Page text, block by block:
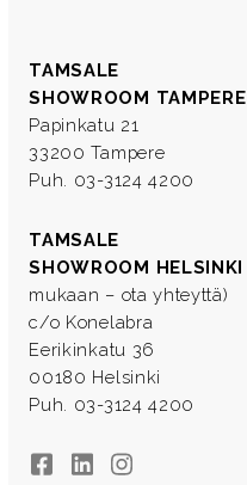
TAMSALE
SHOWROOM TAMPERE
Papinkatu 21
33200 Tampere
Puh. 03-3124 4200
TAMSALE
SHOWROOM HELSINKI
mukaan – ota yhteyttä)
c/o Konelabra
Eerikinkatu 36
00180 Helsinki
Puh. 03-3124 4200
FacebookLinkedInInstagram